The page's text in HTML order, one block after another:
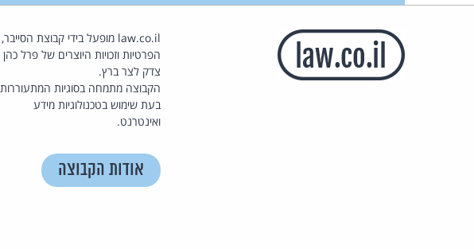
law.co.il מופעל בידי קבוצת הסייבר,
הפרטיות וזכויות היוצרים של פרל כהן
צדק לצר ברץ.
הקבוצה מתמחה בסוגיות המתעוררות
בעת שימוש בטכנולוגיות מידע
ואינטרנט.
אודות הקבוצה